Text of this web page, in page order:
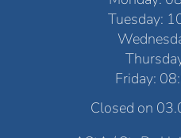
Tuesday:
Friday:
Closed on